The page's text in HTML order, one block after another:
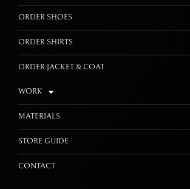
ORDER SHOES
ORDER SHIRTS
ORDER JACKET & COAT
WORK
MATERIALS
STORE GUIDE
CONTACT